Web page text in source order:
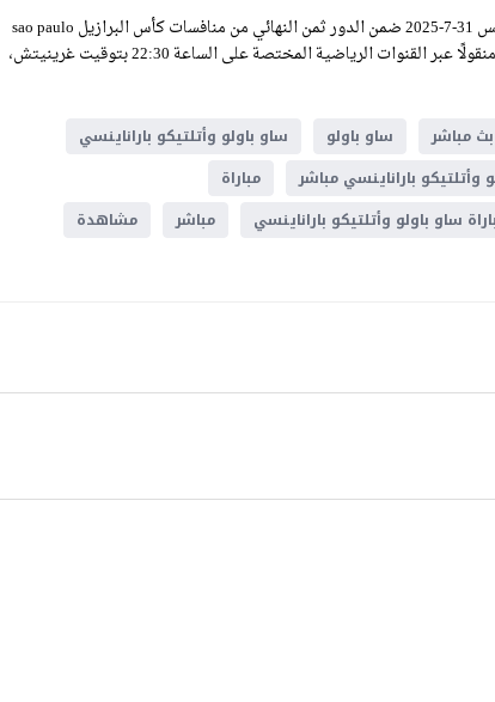
مشاهدة مباراة ساو باولو وأتلتيكو باراناينسي بث مباشر اليوم الخميس 31-7-2025 ضمن الدور ثمن النهائي من منافسات كأس البرازيل sao paulo
VS athletico pr Live Stream على ملعب مورومبيس، وسيكون اللقاء منقولًا عبر القنوات الرياضية المختصة على الساعة 22:30 بتوقيت غرينيتش،
بث مباشر ساو باولو
ساو باولو وأتلتيكو باراناينسي
وأتلتيكو باراناينسي مباشر
مباراة
ساو باولو وأتلتيكو باراناينسي مباشر مشاهدة